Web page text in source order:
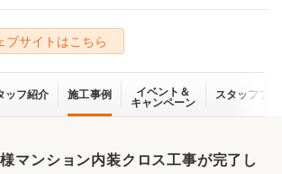
ブサイトはこちら
ッフ紹介 施工事例
イベント＆
キャンペーン
スタッフブ
マンション内装クロス工事が完了し